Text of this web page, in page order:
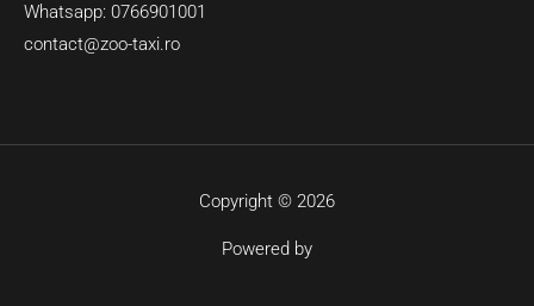
Whatsapp: 0766901001
contact@zoo-taxi.ro
Copyright © 2026
Powered by